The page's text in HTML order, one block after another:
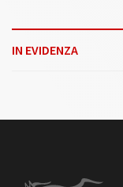
IN EVIDENZA